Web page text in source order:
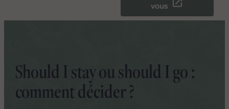
vous
Should I stay ou should I go :
comment décider ?